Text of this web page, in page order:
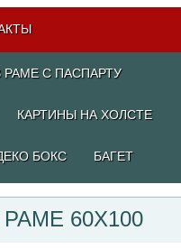
РАМЕ С ПАСПАРТУ
КАРТИНЫ НА ХОЛСТЕ
БОКС БАГЕТ
60Х100